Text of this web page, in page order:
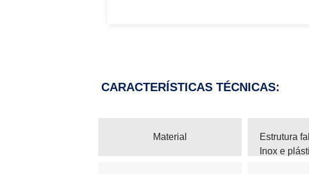
CARACTERÍSTICAS TÉCNICAS:
Material
Estrutura
Inox e